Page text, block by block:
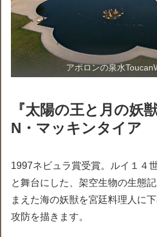
アポロンの泉水
『太陽の王と月の妖
N・マッキンタイア
1997ネビュラ賞受賞。ルイ１４
と舞台にした、架空生物の生態
まえた海の妖獣を宮廷料理人に
攻防を描きます。